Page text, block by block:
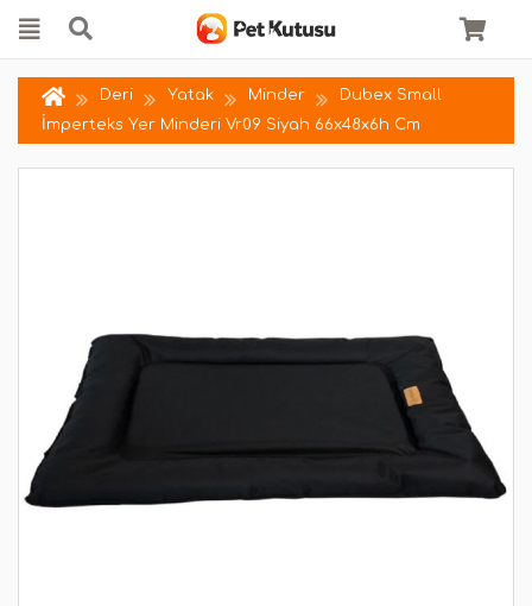
Deri Yatak Minder
Dubex Small
İmperteks Yer Minderi Vr09 Siyah 66x48x6h Cm